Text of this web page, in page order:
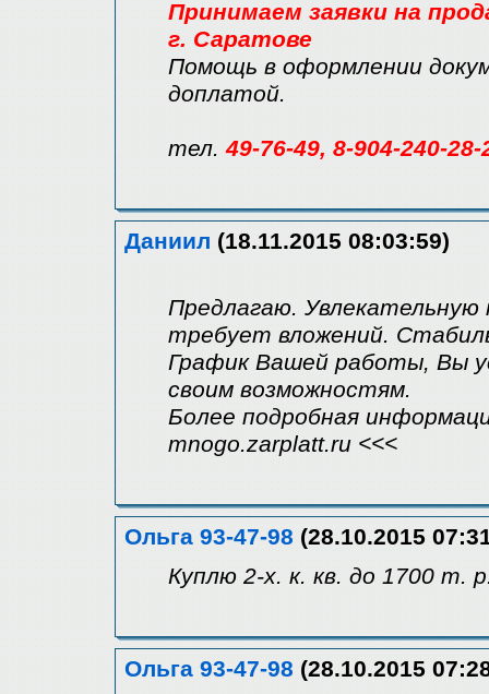
Принимаем заявки на
г. Саратове
Помощь в оформлении
доплатой.
тел.49-76-49, 8-904-240-28-
Даниил (18.11.2015 08:03:59)
Предлагаю.
требует вложений.
График Вашей работы, Вы
своим возможностям.
Более подробная
mnogo.zarplatt.ru <<<
Ольга 93-47-98 (28.10.2015
Куплю 2-х. к. кв. до 1700 т.
Ольга 93-47-98 (28.10.2015